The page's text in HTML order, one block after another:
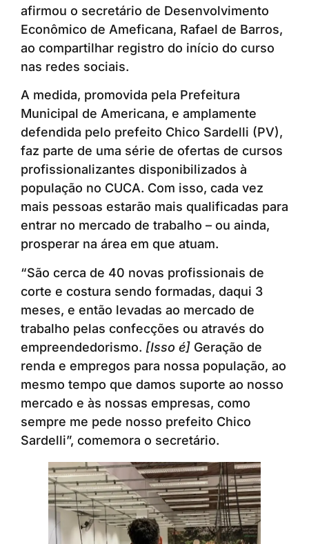
afirmou o secretário de Desenvolvimento
Econômico de Ameficana, Rafael de Barros,
ao compartilhar registro do início do curso
nas redes sociais.
A medida, promovida pela Prefeitura
Municipal de Americana, e amplamente
defendida pelo prefeito Chico Sardelli (PV),
faz parte de uma série de ofertas de cursos
profissionalizantes disponibilizados à
população no CUCA. Com isso, cada vez
mais pessoas estarão mais qualificadas para
entrar no mercado de trabalho – ou ainda,
prosperar na área em que atuam.
“São cerca de 40 novas profissionais de
corte e costura sendo formadas, daqui 3
meses, e então levadas ao mercado de
trabalho pelas confecções ou através do
empreendedorismo. [Isso é] Geração de
renda e empregos para nossa população, ao
mesmo tempo que damos suporte ao nosso
mercado e às nossas empresas, como
sempre me pede nosso prefeito Chico
Sardelli”, comemora o secretário.